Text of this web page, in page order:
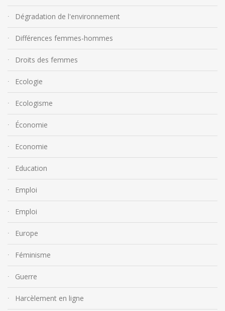
Dégradation de l'environnement
Différences femmes-hommes
Droits des femmes
Ecologie
Ecologisme
Économie
Economie
Education
Emploi
Emploi
Europe
Féminisme
Guerre
Harcèlement en ligne